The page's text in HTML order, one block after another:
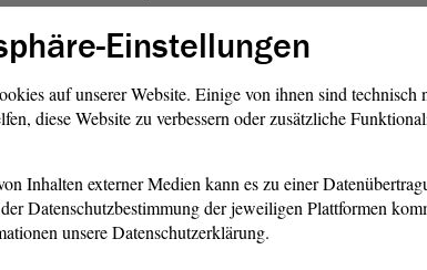
genutzt werden. Dies
viraler
Long-Covid-
viel zu dünn ist, um darauf
zu treffen oder gar
auch der
Vor allem, welche Folgen
insbesondere für die
Einstellungen
auf unserer Website. Einige von ihnen sind technisch
diese Website zu verbessern oder zusätzliche
Inhalten externer Medien kann es zu einer
Datenschutzbestimmung der jeweiligen Plattformen
unsere Datenschutzerklärung.